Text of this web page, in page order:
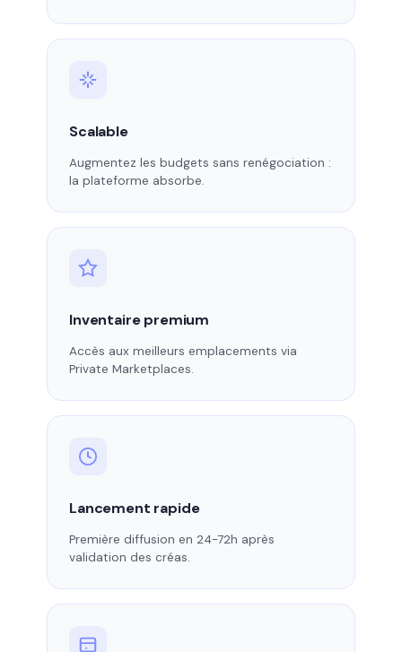
Scalable
Augmentez les budgets sans renégociation :
la plateforme absorbe.
Inventaire premium
Accès aux meilleurs emplacements via
Private Marketplaces.
Lancement rapide
Première diffusion en 24-72h après
validation des créas.